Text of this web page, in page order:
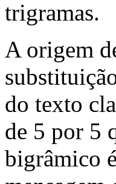
trigramas.
A origem
do texto
de 5 por 5
bigrâmico